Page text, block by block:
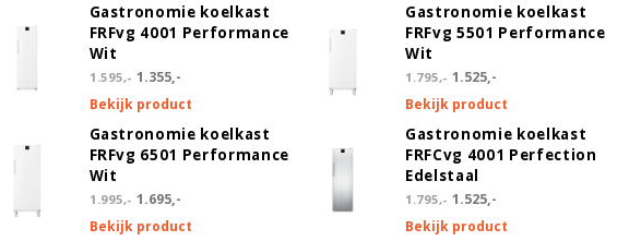
Gastronomie koelkast
FRFvg 4001 Performance
Wit
1.595,- 1.355,-
Bekijk product
Gastronomie koelkast
FRFvg 5501 Performance
Wit
1.795,- 1.525,-
Bekijk product
Gastronomie koelkast
FRFvg 6501 Performance
Wit
1.995,- 1.695,-
Bekijk product
Gastronomie koelkast
FRFCvg 4001 Perfection
Edelstaal
1.795,- 1.525,-
Bekijk product